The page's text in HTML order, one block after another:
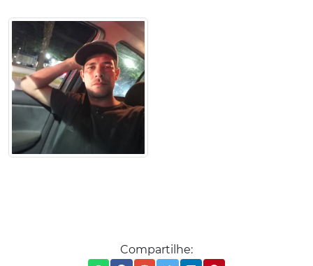
Compartilhe: